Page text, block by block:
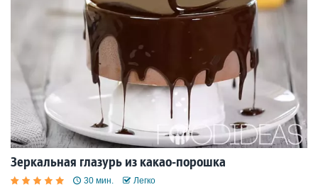
Зеркальная глазурь из какао-порошка
30 мин. Легко